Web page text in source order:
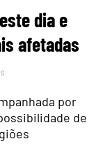
dia e
afetadas
por
de